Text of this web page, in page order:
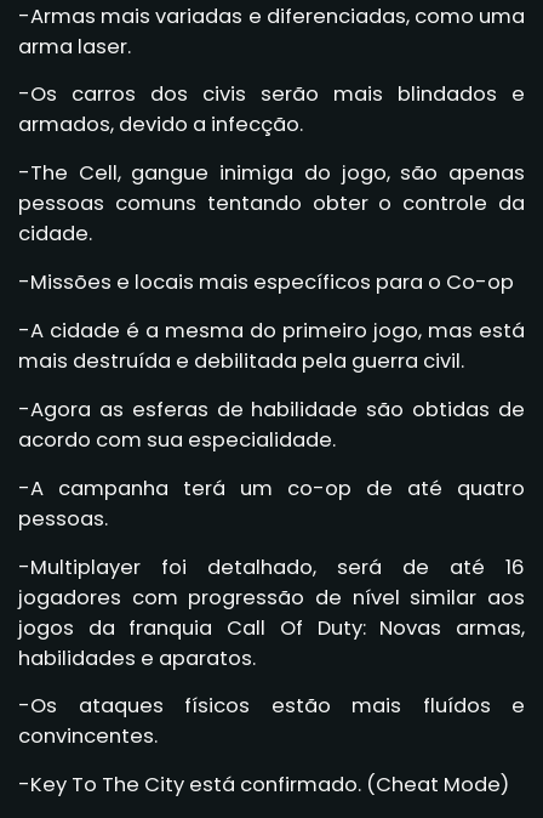
-Armas mais variadas e diferenciadas, como uma
arma laser.
-Os carros dos civis serão mais blindados e
armados, devido a infecção.
-The Cell, gangue inimiga do jogo, são apenas
pessoas comuns tentando obter o controle da
cidade.
-Missões e locais mais específicos para o Co-op
-A cidade é a mesma do primeiro jogo, mas está
mais destruída e debilitada pela guerra civil.
-Agora as esferas de habilidade são obtidas de
acordo com sua especialidade.
-A campanha terá um co-op de até quatro
pessoas.
-Multiplayer foi detalhado, será de até 16
jogadores com progressão de nível similar aos
jogos da franquia Call Of Duty: Novas armas,
habilidades e aparatos.
-Os ataques físicos estão mais fluídos e
convincentes.
-Key To The City está confirmado. (Cheat Mode)